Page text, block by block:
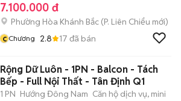
7.100.000 đ
Phường Hòa Khánh Bắc (P. Liên Chiểu mới)
c Chương 2.8 17 đã bán
Rộng Dữ Luôn - 1PN - Balcon - Tách
Bếp - Full Nội Thất - Tân Định Q1
1 PN Hướng Đông Nam Căn hộ dịch vụ, mini